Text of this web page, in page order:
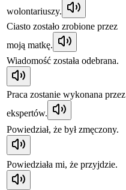
wolontariuszy.
Ciasto zostało zrobione przez
moją matkę.
Wiadomość została odebrana.
Praca zostanie wykonana przez
ekspertów.
Powiedział, że był zmęczony.
Powiedziała mi, że przyjdzie.